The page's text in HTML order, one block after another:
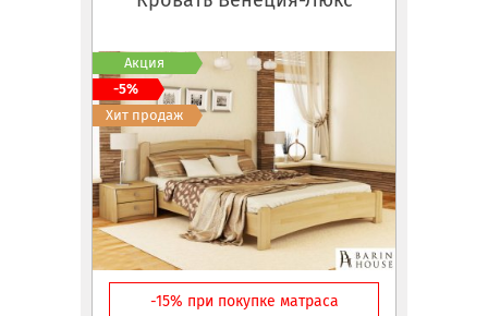
-15% при покупке матраса
Акция
-5%
Хит продаж